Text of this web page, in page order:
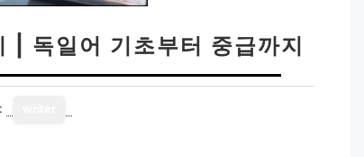
| 독일어 기초부터 중급까지